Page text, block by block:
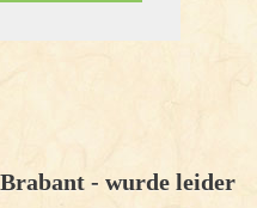
- wurde leider